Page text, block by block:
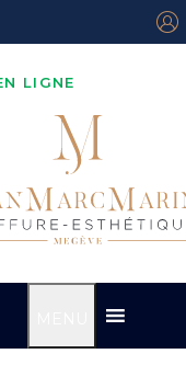
LIGNE